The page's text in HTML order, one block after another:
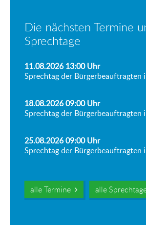
Die nächsten Termine
Sprechtage
11.08.2026 13:00Uhr
Sprechtag der Bürgerbeauftragten
18.08.2026 09:00Uhr
Sprechtag der Bürgerbeauftragten
25.08.2026 09:00Uhr
Sprechtag der Bürgerbeauftragten
alle Termine alle